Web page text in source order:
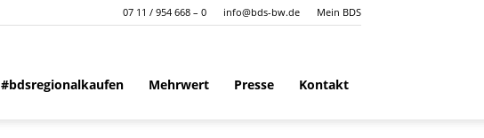
07 11 / 954 668 – 0 info@bds-bw.de Mein BDS
#bdsregionalkaufen Mehrwert Presse Kontakt